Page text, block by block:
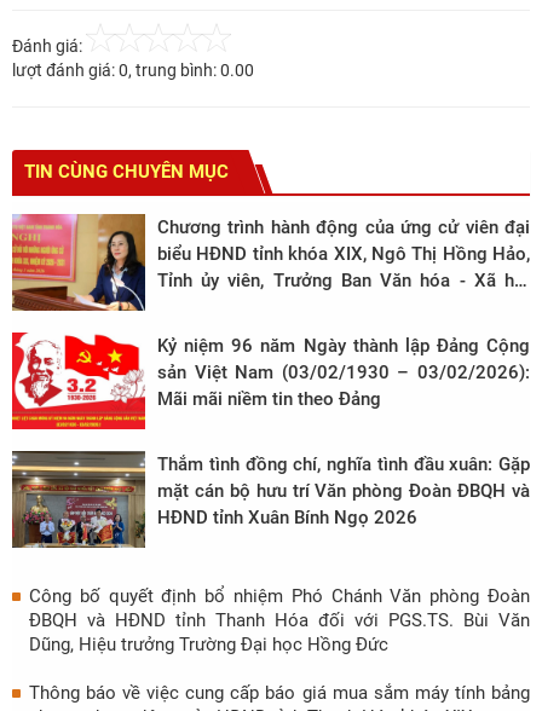
Đánh giá:
lượt đánh giá:0, trung bình:0.00
TIN CÙNG CHUYÊN MỤC
Chương trình hành động của ứng cử viên đại
biểu HĐND tỉnh khóa XIX, Ngô Thị Hồng Hảo,
Tỉnh ủy viên, Trưởng Ban Văn hóa - Xã hội
Kỷ niệm 96 năm Ngày thành lập Đảng Cộng
sản Việt Nam (03/02/1930 – 03/02/2026):
Mãi mãi niềm tin theo Đảng
Thắm tình đồng chí, nghĩa tình đầu xuân: Gặp
mặt cán bộ hưu trí Văn phòng Đoàn ĐBQH và
HĐND tỉnh Xuân Bính Ngọ 2026
Công bố quyết định bổ nhiệm Phó Chánh Văn phòng Đoàn
ĐBQH và HĐND tỉnh Thanh Hóa đối với PGS.TS. Bùi Văn
Dũng, Hiệu trưởng Trường Đại học Hồng Đức
Thông báo về việc cung cấp báo giá mua sắm máy tính bảng